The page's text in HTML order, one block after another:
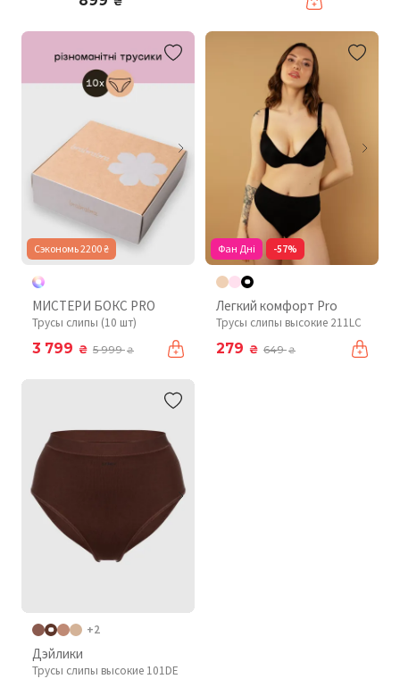
Сэкономь 2200 ₴
МИСТЕРИ БОКС PRO
Трусы слипы (10 шт)
3 799 ₴ 5 999₴
Фан Дні -57%
Легкий комфорт Pro
Трусы слипы высокие 211LC
279 ₴ 649₴
+2
Дэйлики
Трусы слипы высокие 101DE